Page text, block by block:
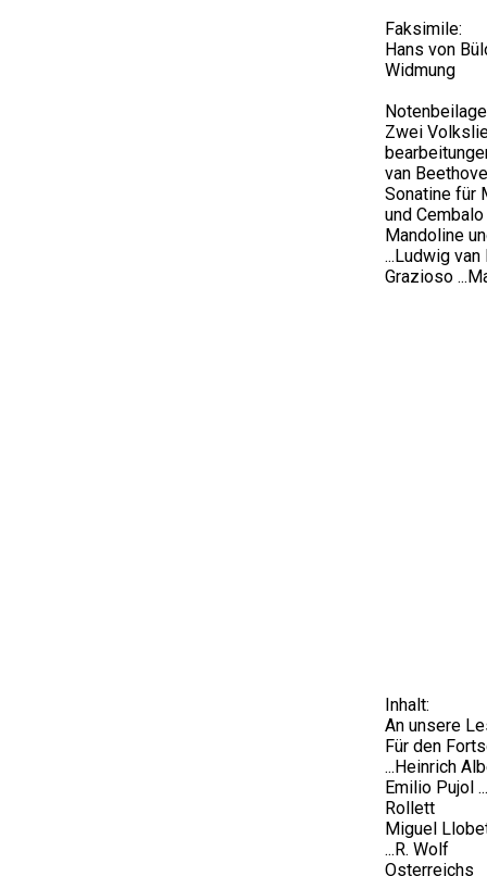
Faksimile:
Hans von
Widmung
Zwei
van
Sonatine für
und
Mandoline
...Ludwig
Grazioso
Inhalt:
An unsere
Für den
...Heinrich
Emilio Pujol
Rollett
Miguel
...R. Wolf
Osterreichs